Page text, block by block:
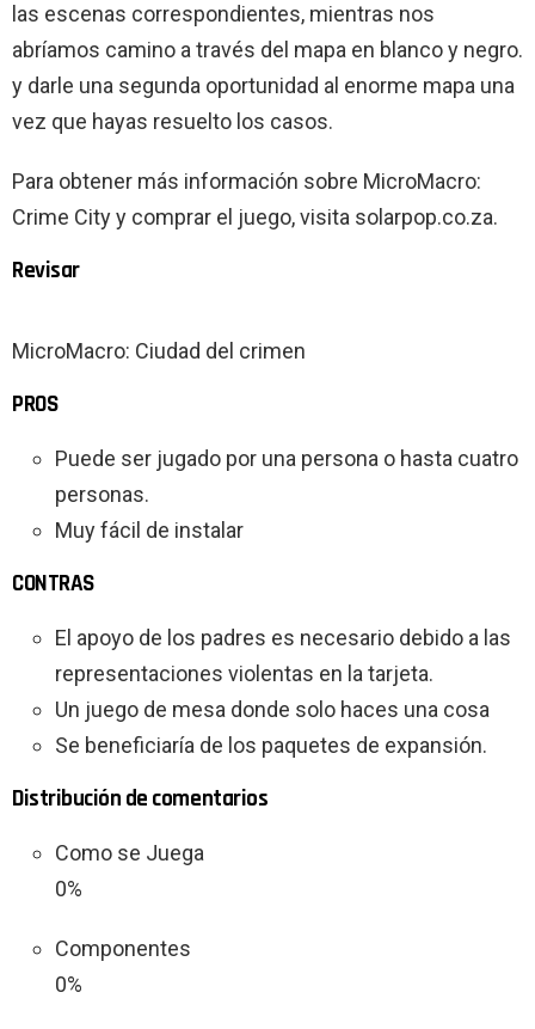
las escenas correspondientes, mientras nos
abríamos camino a través del mapa en blanco y negro.
y darle una segunda oportunidad al enorme mapa una
vez que hayas resuelto los casos.
Para obtener más información sobre MicroMacro:
Crime City y comprar el juego, visita solarpop.co.za.
Revisar
MicroMacro: Ciudad del crimen
PROS
Puede ser jugado por una persona o hasta cuatro
personas.
Muy fácil de instalar
CONTRAS
El apoyo de los padres es necesario debido a las
representaciones violentas en la tarjeta.
Un juego de mesa donde solo haces una cosa
Se beneficiaría de los paquetes de expansión.
Distribución de comentarios
Como se Juega
0%
Componentes
0%